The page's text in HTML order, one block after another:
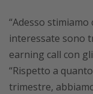
“Adesso
interessate sono
earning call con
“Rispetto a
trimestre,